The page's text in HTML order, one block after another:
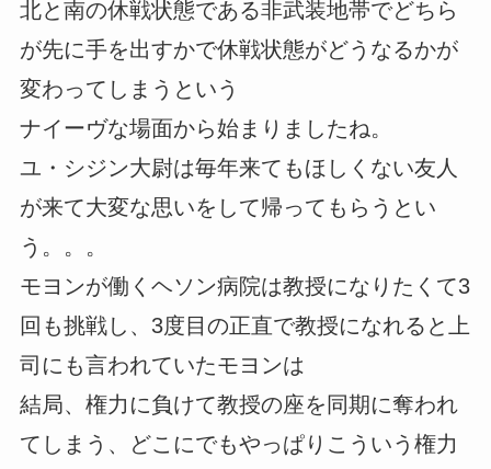
北と南の休戦状態である非武装地帯でどちら
が先に手を出すかで休戦状態がどうなるかが
変わってしまうという
ナイーヴな場面から始まりましたね。
ユ・シジン大尉は毎年来てもほしくない友人
が来て大変な思いをして帰ってもらうとい
う。。。
モヨンが働くヘソン病院は教授になりたくて3
回も挑戦し、3度目の正直で教授になれると上
司にも言われていたモヨンは
結局、権力に負けて教授の座を同期に奪われ
てしまう、どこにでもやっぱりこういう権力